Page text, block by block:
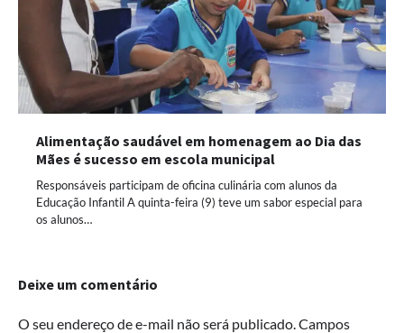
Alimentação saudável em homenagem ao Dia das
Mães é sucesso em escola municipal
Responsáveis participam de oficina culinária com alunos da
Educação Infantil A quinta-feira (9) teve um sabor especial para
os alunos…
Deixe um comentário
O seu endereço de e-mail não será publicado. Campos